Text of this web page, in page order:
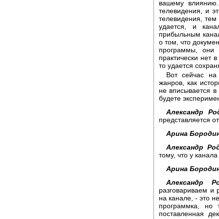
вашему
телевидения, и
телевидения,
удается, и
прибыльным
о том, что
программы, они
практически нет
то удается
Вот сейчас
жанров, как
не вписывается
будете
Александр
представляется
Арина
Александр
тому, что у
Арина
Александр
разговариваем и
на канале, - это
программка, но
поставленная